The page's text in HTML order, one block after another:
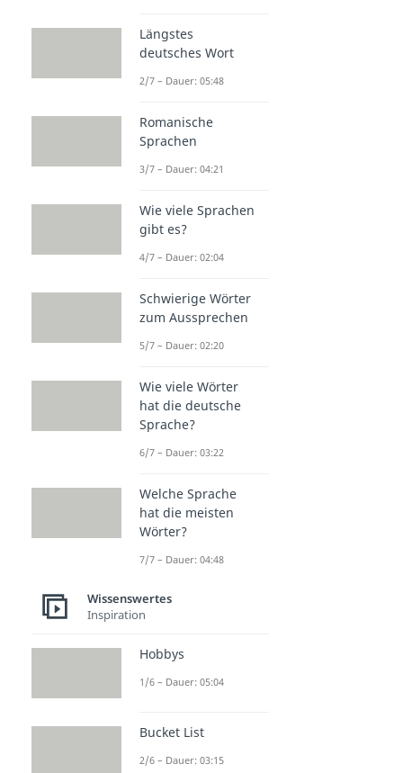
Längstes
deutsches Wort
2/7 – Dauer: 05:48
Romanische
Sprachen
3/7 – Dauer: 04:21
Wie viele Sprachen
gibt es?
4/7 – Dauer: 02:04
Schwierige Wörter
zum Aussprechen
5/7 – Dauer: 02:20
Wie viele Wörter
hat die deutsche
Sprache?
6/7 – Dauer: 03:22
Welche Sprache
hat die meisten
Wörter?
7/7 – Dauer: 04:48
Wissenswertes
Inspiration
Hobbys
1/6 – Dauer: 05:04
Bucket List
2/6 – Dauer: 03:15